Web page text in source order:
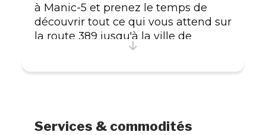
à Manic-5 et prenez le temps de
découvrir tout ce qui vous attend sur
la route 389 jusqu'à la ville de
Services & commodités